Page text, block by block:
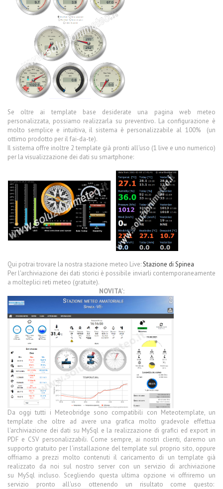
Se oltre ai template base desiderate una pagina web meteo
personalizzata, possiamo realizzarla su preventivo. La configurazione è
molto semplice e intuitiva, il sistema è personalizzabile al 100% (un
ottimo prodotto per il fai-da-te).
Il sistema offre inoltre 2 template già pronti all'uso (1 live e uno numerico)
per la visualizzazione dei dati su smartphone:
Qui potrai trovare la nostra stazione meteo Live:Stazione di Spinea
Per l'archiviazione dei dati storici è possibile inviarli contemporaneamente
a molteplici reti meteo (gratuite).
NOVITA':
Da oggi tutti i Meteobridge sono compatibili con Meteotemplate, un
template che oltre ad avere una grafica molto gradevole effettua
l'archiviazione dei dati su MySql e la realizzazione di grafici ed export in
PDF e CSV personalizzabili. Come sempre, ai nostri clienti, daremo un
supporto gratuito per l'installazione del template sul proprio sito, oppure
offriamo a prezzi molto contenuti il caricamento di un template già
realizzato da noi sul nostro server con un servizio di archiviazione
su MySql incluso. Scegliendo questa ultima opzione vi offriremo un
servizio pronto all'uso ottenendo un risultato come questo: